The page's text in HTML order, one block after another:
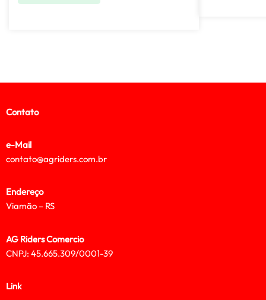
Contato
e-Mail
contato@agriders.com.br
Endereço
Viamão – RS
AG Riders Comercio
CNPJ: 45.665.309/0001-39
Link